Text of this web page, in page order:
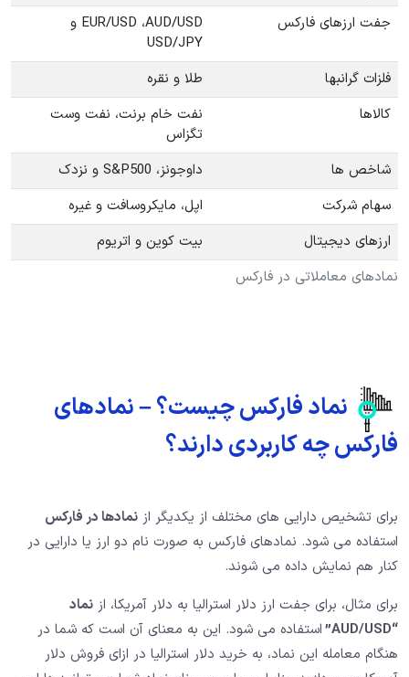
نمادهای معاملاتی در فارکس
جفت ارزهای فارکس
EUR/USD ،AUD/USD و
USD/JPY
فلزات گرانبها
طلا و نقره
کالاها
نفت خام برنت، نفت وست
تگزاس
شاخص ها
داوجونز، S&P500 و نزدک
سهام شرکت
اپل، مایکروسافت و غیره
ارزهای دیجیتال
بیت کوین و اتریوم
نماد فارکس چیست؟ – نمادهای
فارکس چه کاربردی دارند؟
برای تشخیص دارایی های مختلف از یکدیگر از نمادها در فارکس
استفاده می شود. نمادهای فارکس به صورت نام دو ارز یا دارایی در
کنار هم نمایش داده می شوند.
برای مثال، برای جفت ارز دلار استرالیا به دلار آمریکا، از نماد
“
AUD/USD
”استفاده می شود. این به معنای آن است که شما در
هنگام معامله این نماد، به خرید دلار استرالیا در ازای فروش دلار